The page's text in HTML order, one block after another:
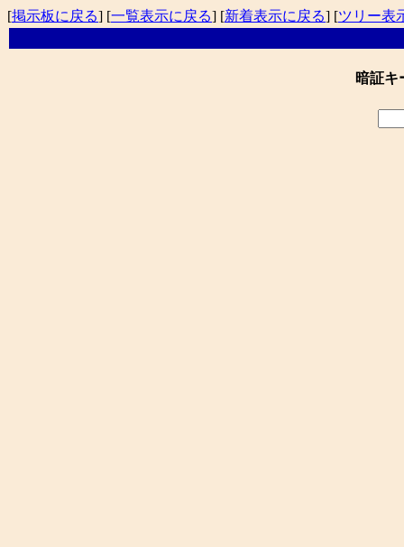
[掲示板に戻る] [一覧表示に戻る] [新着表示に戻る] [ツリー表
暗証キ